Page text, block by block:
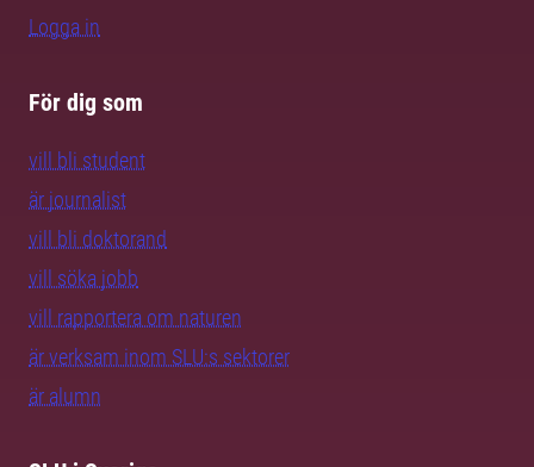
Logga in
För dig som
vill bli student
är journalist
vill bli doktorand
vill söka jobb
vill rapportera om naturen
är verksam inom SLU:s sektorer
är alumn